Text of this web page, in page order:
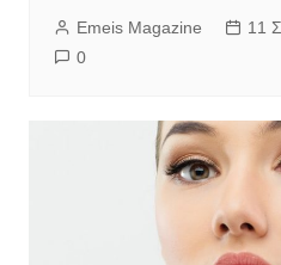
Emeis Magazine
11
0